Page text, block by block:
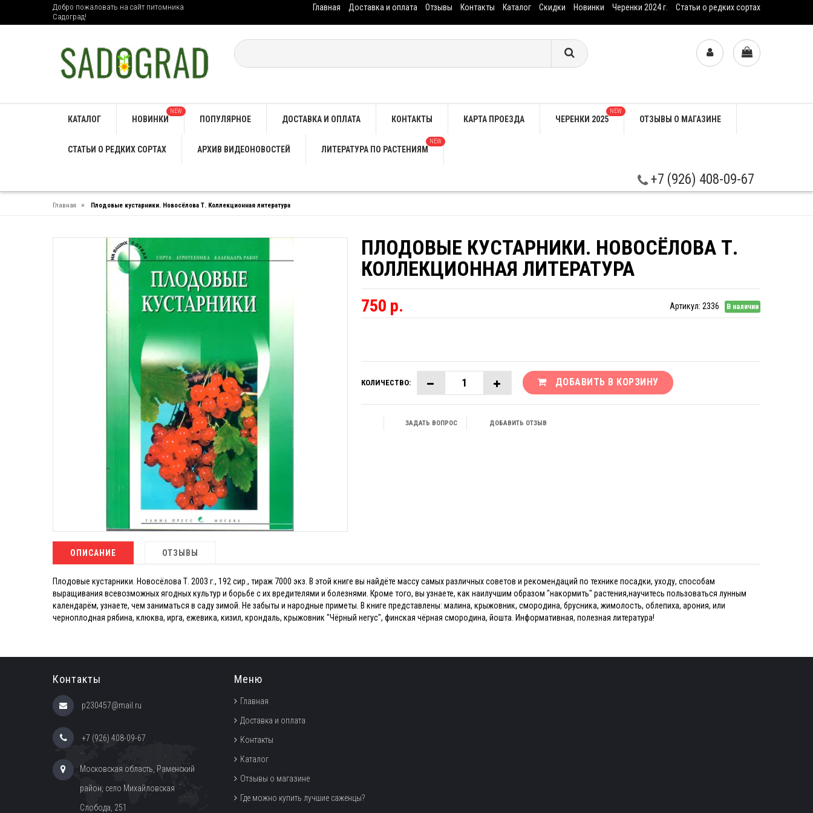
Добро пожаловать на сайт питомника
Садоград!
Главная Доставка и оплата Отзывы Контакты Каталог Скидки Новинки Черенки 2024 г. Статьи о редких сортах
КАТАЛОГ НОВИНКИ
NEW
ПОПУЛЯРНОЕ ДОСТАВКА И ОПЛАТА КОНТАКТЫ КАРТА ПРОЕЗДА ЧЕРЕНКИ 2025
NEW
ОТЗЫВЫ О МАГАЗИНЕ
СТАТЬИ О РЕДКИХ СОРТАХ АРХИВ ВИДЕОНОВОСТЕЙ ЛИТЕРАТУРА ПО РАСТЕНИЯМ
NEW
+7 (926) 408-09-67
Главная » Плодовые кустарники. Новосёлова Т. Коллекционная литература
ПЛОДОВЫЕ КУСТАРНИКИ. НОВОСЁЛОВА Т.
КОЛЛЕКЦИОННАЯ ЛИТЕРАТУРА
750 р. В наличии
Артикул: 2336
КОЛИЧЕСТВО: ДОБАВИТЬ В КОРЗИНУ
ЗАДАТЬ ВОПРОС ДОБАВИТЬ ОТЗЫВ
ОПИСАНИЕ ОТЗЫВЫ
Плодовые кустарники. Новосёлова Т. 2003 г., 192 сир., тираж 7000 экз. В этой книге вы найдёте массу самых различных советов и рекомендаций по технике посадки, уходу, способам
выращивания всевозможных ягодных культур и борьбе с их вредителями и болезнями. Кроме того, вы узнаете, как наилучшим образом "накормить" растения,научитесь пользоваться лунным
календарём, узнаете, чем заниматься в саду зимой. Не забыты и народные приметы. В книге представлены: малина, крыжовник, смородина, брусника, жимолость, облепиха, арония, или
черноплодная рябина, клюква, ирга, ежевика, кизил, крондаль, крыжовник "Чёрный негус", финская чёрная смородина, йошта. Информативная, полезная литература!
Контакты
p230457@mail.ru
+7 (926) 408-09-67
Московская область, Раменский
район, село Михайловская
Слобода, 251
Меню
Главная
Доставка и оплата
Контакты
Каталог
Отзывы о магазине
Где можно купить лучшие саженцы?